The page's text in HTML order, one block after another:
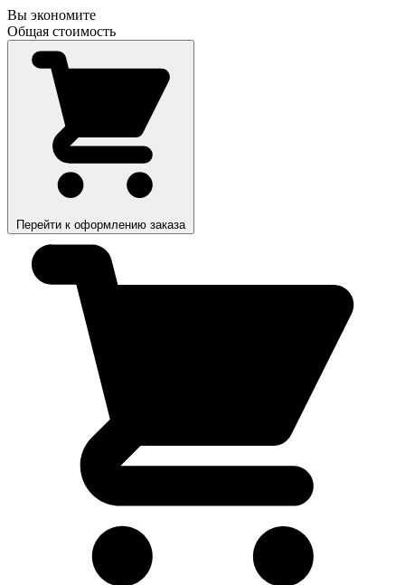
Вы экономите
Общая стоимость
Перейти к оформлению заказа